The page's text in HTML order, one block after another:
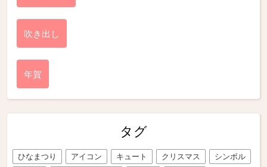
吹き出し
年賀
タグ
ひなまつり アイコン キュート クリスマス
シンボル